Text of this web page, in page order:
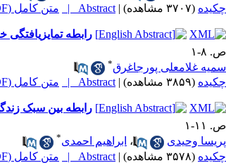
چکیده (۳۷۰۷ مشاهده) |
Abstract | متن کامل (PDF)
رابطه
ص. ۸-۱
سمیه غلامعلی پورجاغرق*
چکیده (۳۸۵۹ مشاهده) |
Abstract | متن کامل (PDF)
رابطه بین سبک
ص. ۱۱-۱
پریسا وحیدی
، ابراهیم احمدی*
چکیده (۳۵۷۸ مشاهده) |
Abstract | متن کامل (PDF)